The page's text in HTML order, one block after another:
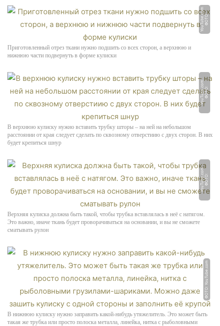
Ф
О
Т
О:
Y
o
u
T
u
b
e.
c
o
m
Приготовленный отрез ткани нужно подшить со всех сторон, а верхнюю и
нижнюю части подвернуть в форме кулиски
Ф
О
Т
О:
Y
o
u
T
u
b
e.
c
o
m
В верхнюю кулиску нужно вставить трубку шторы – на ней на небольшом
расстоянии от края следует сделать по сквозному отверстиию с двух сторон. В них
будет крепиться шнур
Ф
О
Т
О:
Y
o
u
T
u
b
e.
c
o
m
Верхняя кулиска должна быть такой, чтобы трубка вставлялась в неё с натягом.
Это важно, иначе ткань будет проворачиваться на основании, и вы не сможете
сматывать рулон
ФОТО: YouTube.com
В нижнюю кулиску нужно заправить какой-нибудь утяжелитель. Это может быть
такая же трубка или просто полоска металла, линейка, нитка с рыболовными